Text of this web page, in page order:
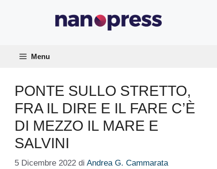
Menu
PONTE SULLO STRETTO,
FRA IL DIRE E IL FARE C’È
DI MEZZO IL MARE E
SALVINI
5 Dicembre 2022 di Andrea G. Cammarata